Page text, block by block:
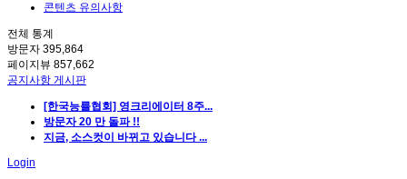
콘텐츠 유의사항
전체 통계
방문자 395,864
페이지뷰 857,662
공지사항 게시판
[한국능률협회] 영크리에이터 8주...
방문자 20 만 돌파 !!
지금, 소스컷이 바뀌고 있습니다 ...
Login